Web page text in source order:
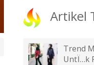
Artikel
Trend
UntÏ…k